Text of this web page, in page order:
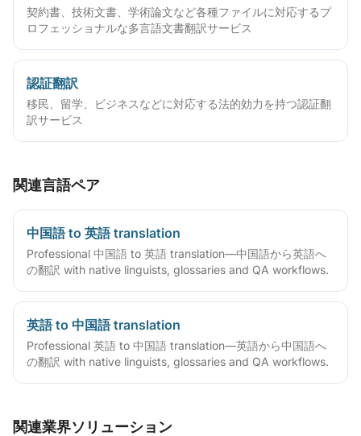
契約書、技術文書、学術論文など各種ファイルに対応するプ
ロフェッショナルな多言語文書翻訳サービス
認証翻訳
移民、留学、ビジネスなどに対応する法的効力を持つ認証翻
訳サービス
関連言語ペア
中国語 to 英語 translation
Professional 中国語 to 英語 translation—中国語から英語へ
の翻訳 with native linguists, glossaries and QA workflows.
英語 to 中国語 translation
Professional 英語 to 中国語 translation—英語から中国語へ
の翻訳 with native linguists, glossaries and QA workflows.
関連業界ソリューション